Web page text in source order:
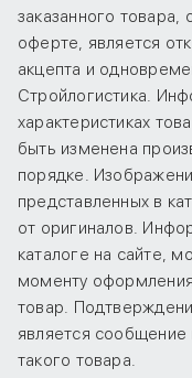
заказанного товара,
оферте, является
акцепта и
Стройлогистика.
характеристиках
быть изменена
порядке.
представленных в
от оригиналов.
каталоге на сайте,
моменту
товар.
является сообщение
такого товара.